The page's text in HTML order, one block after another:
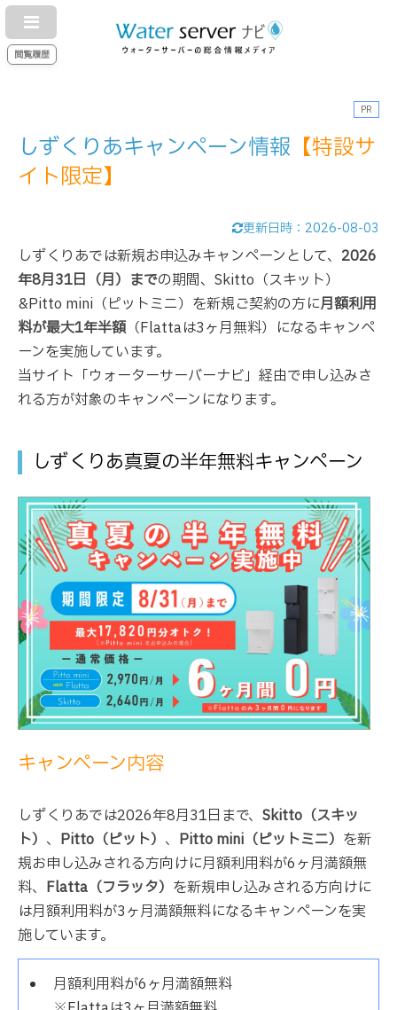
閲覧履歴
PR
しずくりあキャンペーン情報 【特設サ
イト限定】
更新日時： 2026-08-03
しずくりあでは新規お申込みキャンペーンとして、 2026
年8月31日（月）までの期間、Skitto（スキット）
&Pitto mini（ピットミニ）を新規ご契約の方に月額利用
料が最大1年半額（Flattaは3ヶ月無料）になるキャンペ
ーンを実施しています。
当サイト「ウォーターサーバーナビ」経由で申し込みさ
れる方が対象のキャンペーンになります。
しずくりあ真夏の半年無料キャンペーン
キャンペーン内容
しずくりあでは2026年8月31日まで、 Skitto（スキッ
ト） 、 Pitto（ピット） 、 Pitto mini（ピットミニ） を新
規お申し込みされる方向けに月額利用料が6ヶ月満額無
料、 Flatta（フラッタ） を新規申し込みされる方向けに
は月額利用料が3ヶ月満額無料になるキャンペーンを実
施しています。
月額利用料が6ヶ月満額無料